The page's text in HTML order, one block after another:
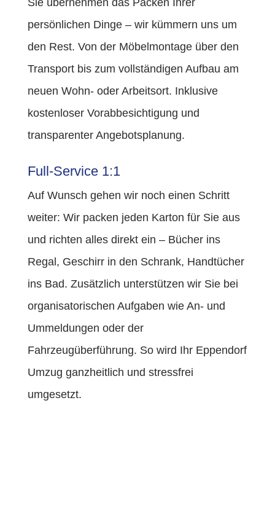
Sie übernehmen das Packen Ihrer
persönlichen Dinge – wir kümmern uns um
den Rest. Von der Möbelmontage über den
Transport bis zum vollständigen Aufbau am
neuen Wohn- oder Arbeitsort. Inklusive
kostenloser Vorabbesichtigung und
transparenter Angebotsplanung.
Full-Service 1:1
Auf Wunsch gehen wir noch einen Schritt
weiter: Wir packen jeden Karton für Sie aus
und richten alles direkt ein – Bücher ins
Regal, Geschirr in den Schrank, Handtücher
ins Bad. Zusätzlich unterstützen wir Sie bei
organisatorischen Aufgaben wie An- und
Ummeldungen oder der
Fahrzeugüberführung. So wird Ihr Eppendorf
Umzug ganzheitlich und stressfrei
umgesetzt.